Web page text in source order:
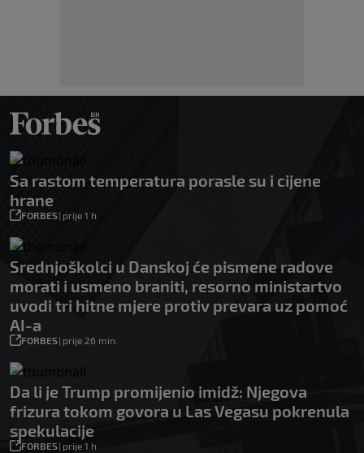
Sa rastom temperatura porasle su i cijene
hrane
FORBES| prije 1 h
Srednjoškolci u Danskoj će pismene radove
morati i usmeno braniti, resorno ministartvo
uvodi tri hitne mjere protiv prevara uz pomoć
AI-a
FORBES| prije 26 min.
Da li je Trump promijenio imidž: Njegova
frizura tokom govora u Las Vegasu pokrenula
spekulacije
FORBES| prije 1 h